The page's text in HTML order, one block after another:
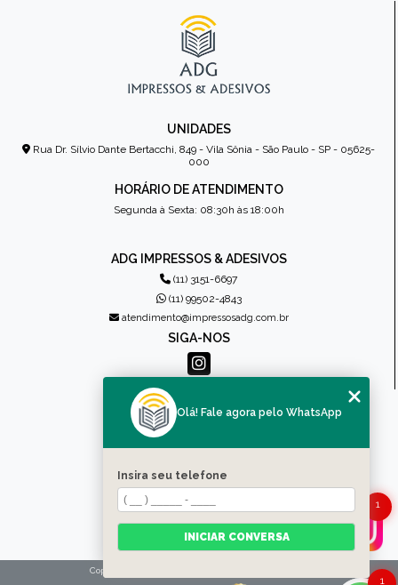
UNIDADES
Rua Dr. Sílvio Dante Bertacchi, 849 - Vila Sônia - São Paulo - SP - 05625-
000
HORÁRIO DE ATENDIMENTO
Segunda à Sexta: 08:30h às 18:00h
ADG IMPRESSOS & ADESIVOS
(11) 3151-6697
(11) 99502-4843
atendimento@impressosadg.com.br
SIGA-NOS
MENU
QUEM SOMOS
PRODUTOS
CONTATO
CATEGORIAS
MAPA DO SITE
Copyright © Impressos ADG. (Lei 9610 de 19/02/1998)
1
1
Olá! Fale agora pelo WhatsApp
Insira seu telefone
INICIAR CONVERSA